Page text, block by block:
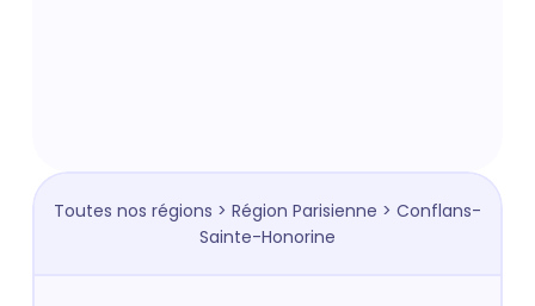
Toutes nos régions > Région Parisienne > Conflans-
Sainte-Honorine